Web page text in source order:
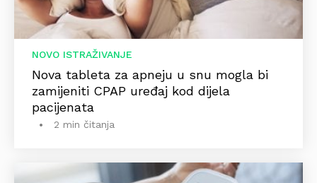
NOVO ISTRAŽIVANJE
Nova tableta za apneju u snu mogla bi
zamijeniti CPAP uređaj kod dijela
pacijenata
2 min čitanja